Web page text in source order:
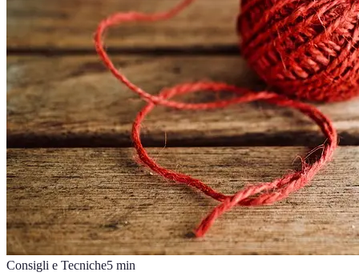
Consigli e Tecniche5 min